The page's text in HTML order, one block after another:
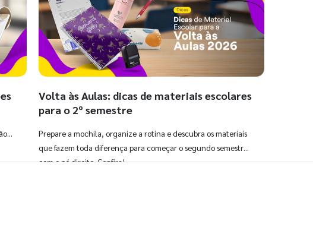
Volta às Aulas: dicas de materiais escolares
para o 2º semestre
Prepare a mochila, organize a rotina e descubra os materiais
que fazem toda diferença para começar o segundo semestre
com o pé direito. Confira!